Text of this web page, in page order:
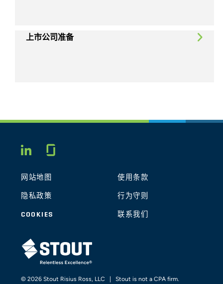
上市公司准备
LINKEDIN
网站地图 使用条款
隐私政策 行为守则
COOKIES 联系我们
STOUT LOGO
© 2026 Stout Risius Ross, LLC | Stout is not a CPA firm.